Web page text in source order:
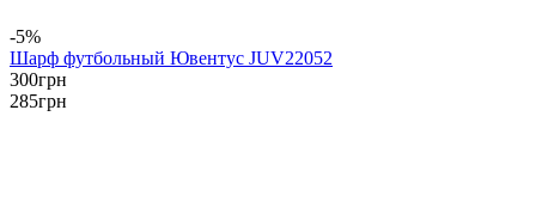
-5%
Шарф футбольный Ювентус JUV22052
300грн
285грн